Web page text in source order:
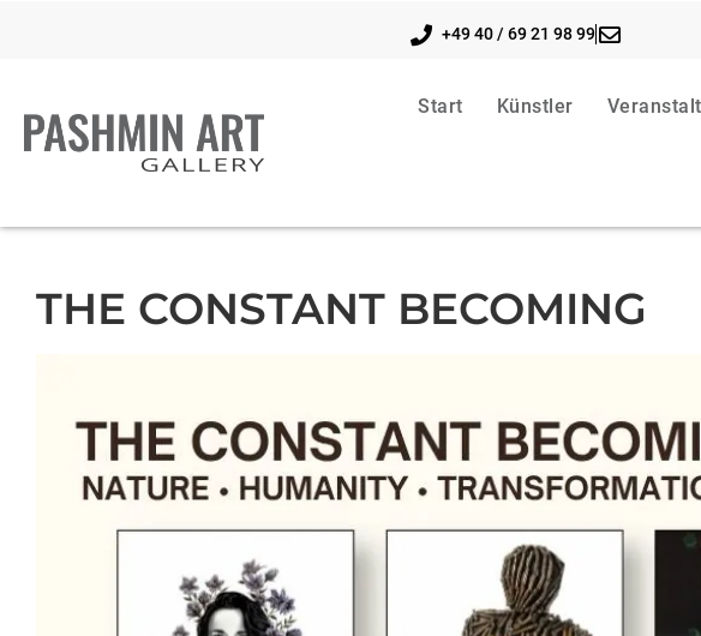
+49 40 / 69 21 98 99
Start Künstler
THE CONSTANT BECOMING